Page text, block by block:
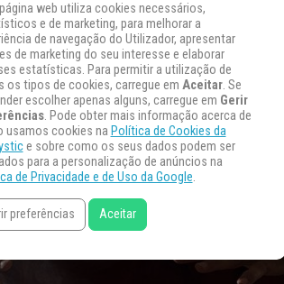
web utiliza cookies necessários,
e de marketing, para melhorar a
de navegação do Utilizador, apresentar
de marketing do seu interesse e elaborar
estatísticas. Para permitir a utilização de
os tipos de cookies, carregue em Aceitar. Se
escolher apenas alguns, carregue em Gerir
. Pode obter mais informação acerca de
usamos cookies na Política de Cookies da
e sobre como os seus dados podem ser
para a personalização de anúncios na
de Privacidade e de Uso da Google.
preferências Aceitar